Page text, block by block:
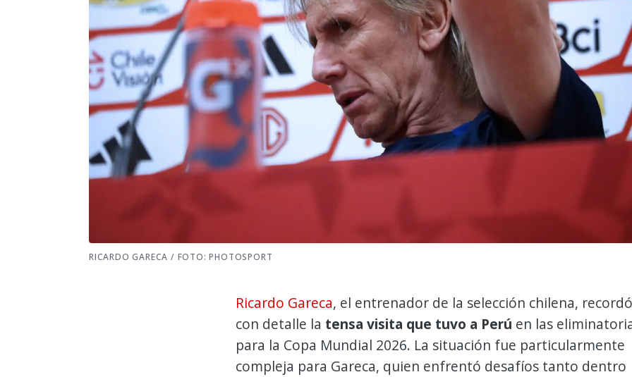
RICARDO GARECA / FOTO: PHOTOSPORT
Ricardo Gareca, el entrenador de la selección chilena, recordó
con detalle la tensa visita que tuvo a Perú en las
para la Copa Mundial 2026. La situación fue particularmente
compleja para Gareca, quien enfrentó desafíos tanto dentro